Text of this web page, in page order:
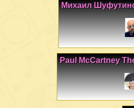
Михаил
Paul McCartney